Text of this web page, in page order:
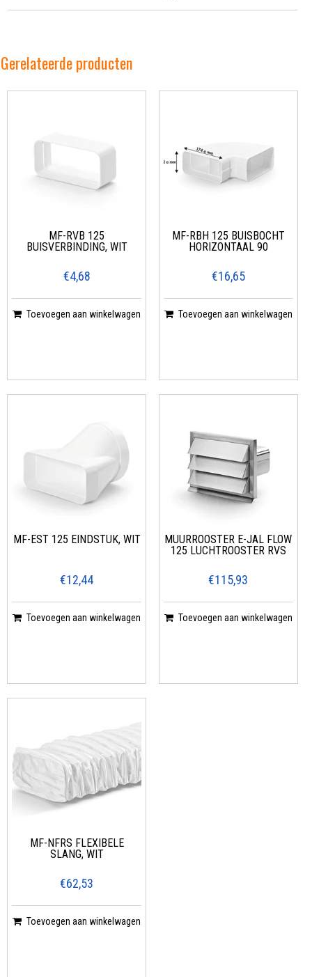
Gerelateerde producten
MF-RVB 125
BUISVERBINDING, WIT
€4,68
Toevoegen aan winkelwagen
MF-RBH 125 BUISBOCHT
HORIZONTAAL 90
€16,65
Toevoegen aan winkelwagen
MF-EST 125 EINDSTUK, WIT
€12,44
Toevoegen aan winkelwagen
MUURROOSTER E-JAL FLOW
125 LUCHTROOSTER RVS
€115,93
Toevoegen aan winkelwagen
MF-NFRS FLEXIBELE
SLANG, WIT
€62,53
Toevoegen aan winkelwagen